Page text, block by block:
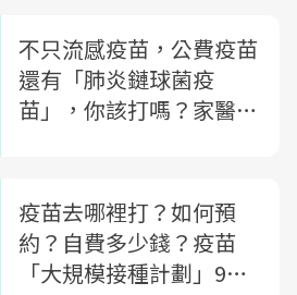
不只流感疫苗，公費疫苗
還有「肺炎鏈球菌疫
苗」，你該打嗎？家醫科
疫苗去哪裡打？如何預
約？自費多少錢？疫苗
「大規模接種計劃」9大